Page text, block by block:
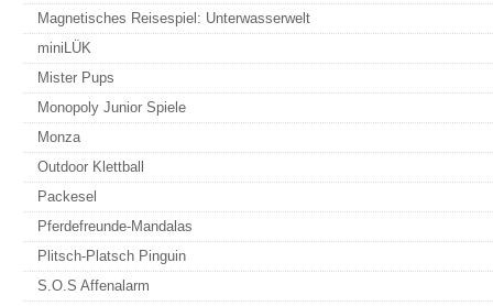
Magnetisches Reisespiel: Unterwasserwelt
miniLÜK
Mister Pups
Monopoly Junior Spiele
Monza
Outdoor Klettball
Packesel
Pferdefreunde-Mandalas
Plitsch-Platsch Pinguin
S.O.S Affenalarm